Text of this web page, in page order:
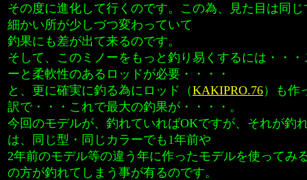
その度に進化して行くのです。この為、見た目は同
細かい所が少しづつ変わっていて
釣果にも差が出て来るのです。
そして、このミノーをもっと釣り易くするには・・
ーと柔軟性のあるロッドが必要・・・・
と、更に確実に釣る為にロッド（KAKIPRO.76）も作
訳で・・・これで最大の釣果が・・・・。
今回のモデルが、釣れていればOKですが、それが釣
は、同じ型・同じカラーでも1年前や
2年前のモデル等の違う年に作ったモデルを使ってみ
の方が釣れてしまう事が有るのです。